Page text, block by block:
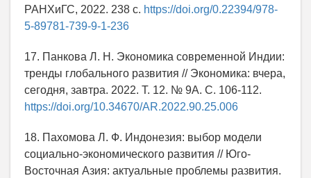
РАНХиГС, 2022. 238 с. https://doi.org/0.22394/978-
5-89781-739-9-1-236
17. Панкова Л. Н. Экономика современной Индии:
тренды глобального развития // Экономика: вчера,
сегодня, завтра. 2022. Т. 12. № 9А. С. 106-112.
https://doi.org/10.34670/AR.2022.90.25.006
18. Пахомова Л. Ф. Индонезия: выбор модели
социально-экономического развития // Юго-
Восточная Азия: актуальные проблемы развития.